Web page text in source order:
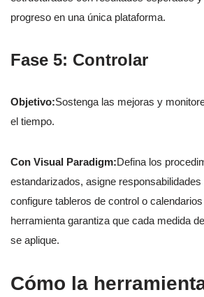
progreso en una única plataforma.
Fase 5: Controlar
Objetivo:Sostenga las mejoras y
el tiempo.
Con Visual Paradigm:Defina los
estandarizados, asigne
configure tableros de control o
herramienta garantiza que cada medida
se aplique.
Cómo la